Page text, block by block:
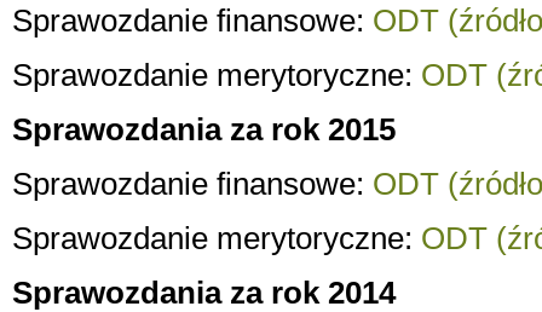
Sprawozdanie finansowe: ODT
Sprawozdanie merytoryczne: ODT
Sprawozdania za rok 2015
Sprawozdanie finansowe: ODT
Sprawozdanie merytoryczne: ODT
Sprawozdania za rok 2014